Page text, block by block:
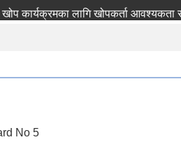
लागि खोपकर्ता आवश्यकता
No 5